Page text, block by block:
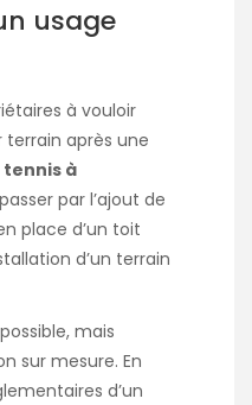
usage
à vouloir
terrain après une
à
par l’ajout de
place d’un toit
d’un terrain
mais
sur mesure. En
d’un